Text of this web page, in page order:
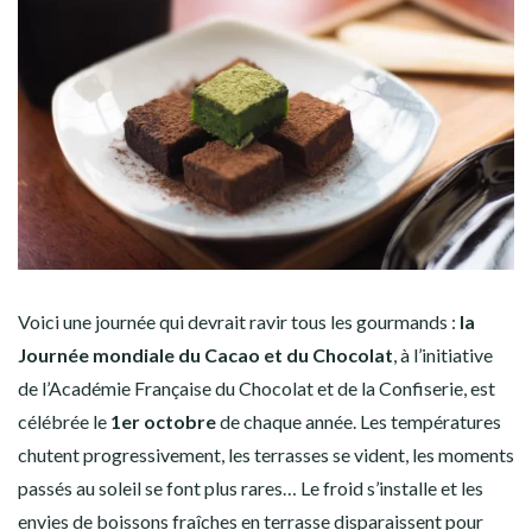
Voici une journée qui devrait ravir tous les gourmands : la
Journée mondiale du Cacao et du Chocolat à l’initiative
de l’Académie Française du Chocolat et de la Confiserie, est
célébrée le 1er octobrede chaque année. Les températures
chutent progressivement, les terrasses se vident, les moments
passés au soleil se font plus rares… Le froid s’installe et les
envies de boissons fraîches en terrasse disparaissent pour